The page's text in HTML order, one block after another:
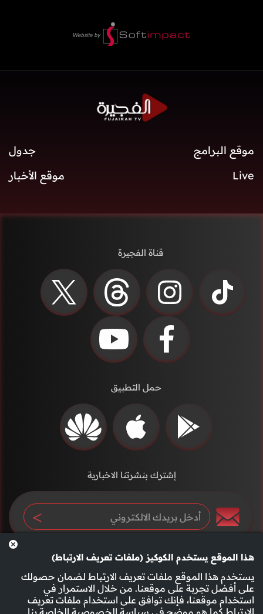
هذا الموقع يستخدم الكوكيز (ملفات تعريف الارتباط)
يستخدم هذا الموقع ملفات تعريف الارتباط لضمان حصولك
على أفضل تجربة على موقعنا. من خلال الاستمرار في
استخدام موقعنا، فإنك توافق على استخدام ملفات تعريف
الارتباط كما هو موضح في سياسة الخصوصية الخاصة بنا
موقع البرامج
جدول
Live
موقع الأخبار
قناة الفجيرة
حمل التطبيق
إشترك بنشرتنا الاخبارية
سياسة الخصوصية الأحكام والشروط